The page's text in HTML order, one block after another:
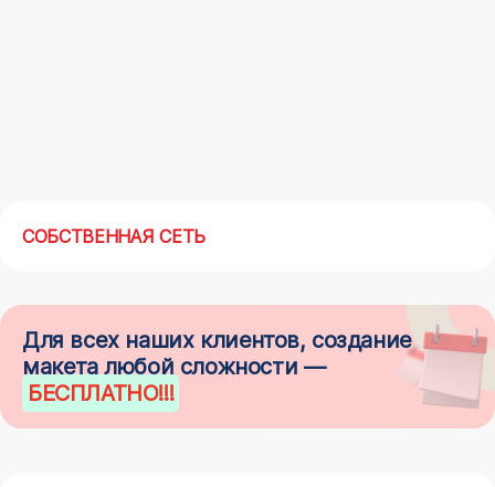
СОБСТВЕННАЯ СЕТЬ
Для всех наших клиентов, создание
макета любой сложности —
БЕСПЛАТНО!!!